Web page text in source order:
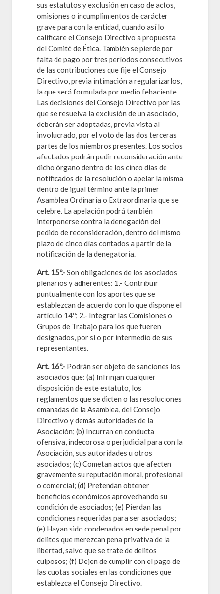
sus estatutos y exclusión en caso de actos,
omisiones o incumplimientos de carácter
grave para con la entidad, cuando así lo
calificare el Consejo Directivo a propuesta
del Comité de Ética. También se pierde por
falta de pago por tres períodos consecutivos
de las contribuciones que fije el Consejo
Directivo, previa intimación a regularizarlos,
la que será formulada por medio fehaciente.
Las decisiones del Consejo Directivo por las
que se resuelva la exclusión de un asociado,
deberán ser adoptadas, previa vista al
involucrado, por el voto de las dos terceras
partes de los miembros presentes. Los socios
afectados podrán pedir reconsideración ante
dicho órgano dentro de los cinco días de
notificados de la resolución o apelar la misma
dentro de igual término ante la primer
Asamblea Ordinaria o Extraordinaria que se
celebre. La apelación podrá también
interponerse contra la denegación del
pedido de reconsideración, dentro del mismo
plazo de cinco días contados a partir de la
notificación de la denegatoria.
Art. 15º.-Son obligaciones de los asociados
plenarios y adherentes: 1.- Contribuir
puntualmente con los aportes que se
establezcan de acuerdo con lo que dispone el
artículo 14º; 2.- Integrar las Comisiones o
Grupos de Trabajo para los que fueren
designados, por sí o por intermedio de sus
representantes.
Art. 16º.- Podrán ser objeto de sanciones los
asociados que: (a) Infrinjan cualquier
disposición de este estatuto, los
reglamentos que se dicten o las resoluciones
emanadas de la Asamblea, del Consejo
Directivo y demás autoridades de la
Asociación; (b) Incurran en conducta
ofensiva, indecorosa o perjudicial para con la
Asociación, sus autoridades u otros
asociados; (c) Cometan actos que afecten
gravemente su reputación moral, profesional
o comercial; (d) Pretendan obtener
beneficios económicos aprovechando su
condición de asociados; (e) Pierdan las
condiciones requeridas para ser asociados;
(e) Hayan sido condenados en sede penal por
delitos que merezcan pena privativa de la
libertad, salvo que se trate de delitos
culposos; (f) Dejen de cumplir con el pago de
las cuotas sociales en las condiciones que
establezca el Consejo Directivo.